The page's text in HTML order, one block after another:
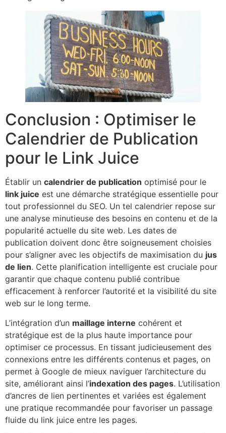
Conclusion : Optimiser le
Calendrier de Publication
pour le Link Juice
Établir un calendrier de publication optimisé pour le
link juice est une démarche stratégique essentielle pour
tout professionnel du SEO. Un tel calendrier repose sur
une analyse minutieuse des besoins en contenu et de la
popularité actuelle du site web. Les dates de
publication doivent donc être soigneusement choisies
pour s’aligner avec les objectifs de maximisation du jus
de lien. Cette planification intelligente est cruciale pour
garantir que chaque contenu publié contribue
efficacement à renforcer l’autorité et la visibilité du site
web sur le long terme.
L’intégration d’un maillage interne cohérent et
stratégique est de la plus haute importance pour
optimiser ce processus. En tissant judicieusement des
connexions entre les différents contenus et pages, on
permet à Google de mieux naviguer l’architecture du
site, améliorant ainsi l’indexation des pages. L’utilisation
d’ancres de lien pertinentes et variées est également
une pratique recommandée pour favoriser un passage
fluide du link juice entre les pages.